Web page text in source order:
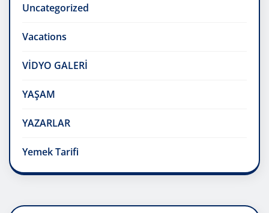
Uncategorized
Vacations
VİDYO GALERİ
YAŞAM
YAZARLAR
Yemek Tarifi